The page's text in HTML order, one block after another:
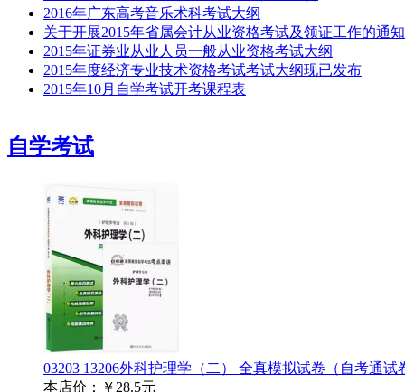
2016年广东高考音乐术科考试大纲
关于开展2015年省属会计从业资格考试及领证工作的通知
2015年证券业从业人员一般从业资格考试大纲
2015年度经济专业技术资格考试考试大纲现已发布
2015年10月自学考试开考课程表
自学考试
03203 13206外科护理学（二） 全真模拟试卷（自考通试
本店价：
￥28.5元